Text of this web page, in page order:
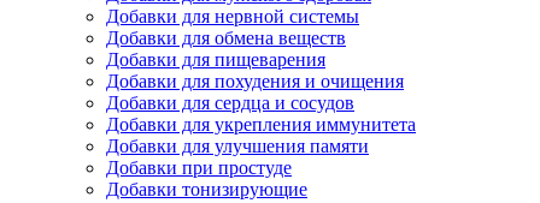
Добавки для нервной системы
Добавки для обмена веществ
Добавки для пищеварения
Добавки для похудения и очищения
Добавки для сердца и сосудов
Добавки для укрепления иммунитета
Добавки для улучшения памяти
Добавки при простуде
Добавки тонизирующие